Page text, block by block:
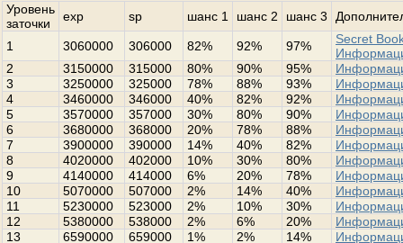
Уровень
заточки
exp sp шанс 1 шанс 2 шанс 3
1 3060000 306000 82% 92% 97%
Secret
2
3150000 315000 80% 90% 95%
3
3250000 325000 78% 88% 93%
4
3460000 346000 40% 82% 92%
5
3570000 357000 30% 80% 90%
6
3680000 368000 20% 78% 88%
7
3900000 390000 14% 40% 82%
8
4020000 402000 10% 30% 80%
9
4140000 414000 6% 20% 78%
10
5070000 507000 2% 14% 40%
11
5230000 523000 2% 10% 30%
12
5380000 538000 2% 6% 20%
13
6590000 659000 1% 2% 14%